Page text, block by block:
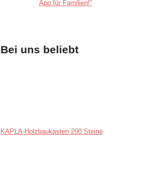
Bei uns beliebt
KAPLA-Holzbaukasten 200 Steine